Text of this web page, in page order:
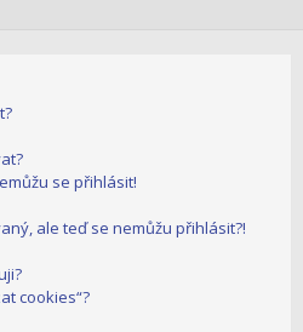
se přihlásit!
ale teď se nemůžu přihlásit?!
cookies“?